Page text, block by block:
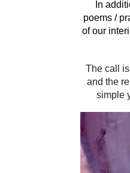
In
poems /
of our
The call
and the
simple